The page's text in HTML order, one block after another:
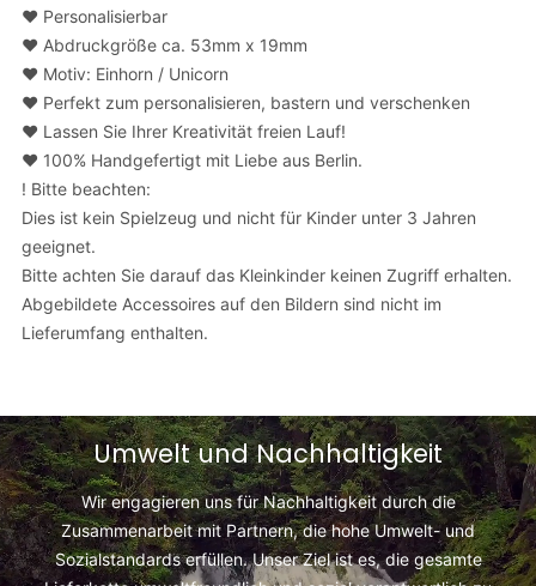
❤️ Personalisierbar
❤️ Abdruckgröße ca. 53mm x 19mm
❤️ Motiv: Einhorn / Unicorn
❤️ Perfekt zum personalisieren, bastern und verschenken
❤️ Lassen Sie Ihrer Kreativität freien Lauf!
❤️ 100% Handgefertigt mit Liebe aus Berlin.
! Bitte beachten:
Dies ist kein Spielzeug und nicht für Kinder unter 3 Jahren
geeignet.
Bitte achten Sie darauf das Kleinkinder keinen Zugriff erhalten.
Abgebildete Accessoires auf den Bildern sind nicht im
Lieferumfang enthalten.
Umwelt und Nachhaltigkeit
Wir engagieren uns für Nachhaltigkeit durch die
Zusammenarbeit mit Partnern, die hohe Umwelt- und
Sozialstandards erfüllen. Unser Ziel ist es, die gesamte